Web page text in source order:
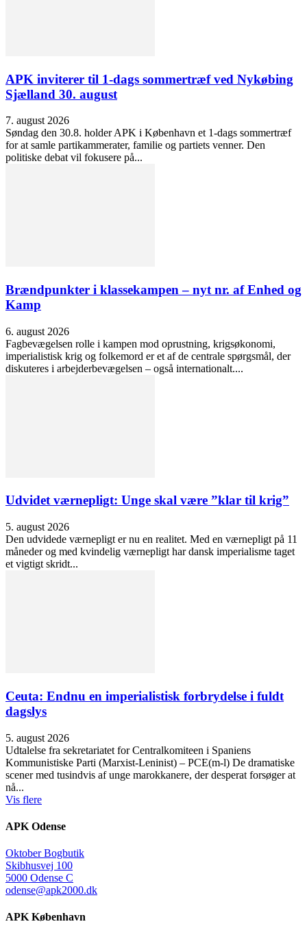
APK inviterer til 1-dags sommertræf ved Nykøbing
Sjælland 30. august
7. august 2026
Søndag den 30.8. holder APK i København et 1-dags sommertræf
for at samle partikammerater, familie og partiets venner. Den
politiske debat vil fokusere på...
Brændpunkter i klassekampen – nyt nr. af Enhed og
Kamp
6. august 2026
Fagbevægelsen rolle i kampen mod oprustning, krigsøkonomi,
imperialistisk krig og folkemord er et af de centrale spørgsmål, der
diskuteres i arbejderbevægelsen – også internationalt....
Udvidet værnepligt: Unge skal være ”klar til krig”
5. august 2026
Den udvidede værnepligt er nu en realitet. Med en værnepligt på 11
måneder og med kvindelig værnepligt har dansk imperialisme taget
et vigtigt skridt...
Ceuta: Endnu en imperialistisk forbrydelse i fuldt
dagslys
5. august 2026
Udtalelse fra sekretariatet for Centralkomiteen i Spaniens
Kommunistiske Parti (Marxist-Leninist) – PCE(m-l) De dramatiske
scener med tusindvis af unge marokkanere, der desperat forsøger at
nå...
Vis flere
APK Odense
Oktober Bogbutik
Skibhusvej 100
5000 Odense C
odense@apk2000.dk
APK København